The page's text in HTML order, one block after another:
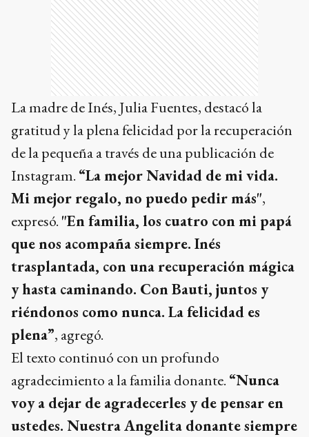
La madre de Inés, Julia Fuentes, destacó la
gratitud y la plena felicidad por la recuperación
de la pequeña a través de una publicación de
Instagram. “La mejor Navidad de mi vida.
Mi mejor regalo, no puedo pedir más",
expresó. "En familia, los cuatro con mi papá
que nos acompaña siempre. Inés
trasplantada, con una recuperación mágica
y hasta caminando. Con Bauti, juntos y
riéndonos como nunca. La felicidad es
plena”, agregó.
El texto continuó con un profundo
agradecimiento a la familia donante. “Nunca
voy a dejar de agradecerles y de pensar en
ustedes. Nuestra Angelita donante siempre